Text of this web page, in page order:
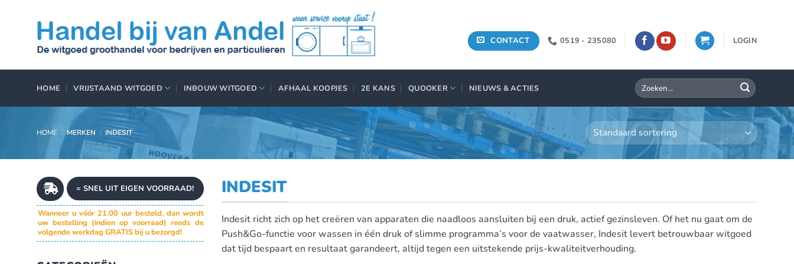
CONTACT 0519 - 235080 LOGIN
HOME VRIJSTAAND WITGOED INBOUW WITGOED AFHAAL KOOPJES 2E KANS QUOOKER NIEUWS & ACTIES
Zoeken
naar:
HOME / MERKEN / INDESIT
= SNEL UIT EIGEN VOORRAAD!
Wanneer u vóór 21.00 uur besteld, dan wordt
uw bestelling (indien op voorraad) reeds de
volgende werkdag GRATIS bij u bezorgd!
INDESIT
Indesit richt zich op het creëren van apparaten die naadloos aansluiten bij een druk, actief gezinsleven. Of het nu gaat om de
Push&Go-functie voor wassen in één druk of slimme programma’s voor de vaatwasser, Indesit levert betrouwbaar witgoed
dat tijd bespaart en resultaat garandeert, altijd tegen een uitstekende prijs-kwaliteitverhouding.